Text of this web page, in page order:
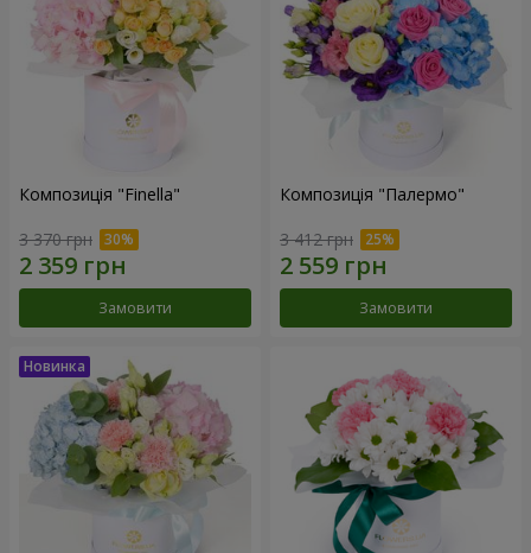
Композиція "Finella"
3 370 грн
Замовити
Композиція "Палермо"
3 412 грн
Замовити